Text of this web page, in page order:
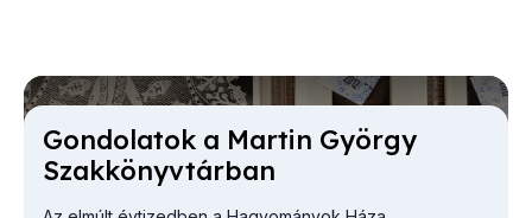
Gon­do­la­tok a Mar­tin György
Szak­könyv­tár­ban